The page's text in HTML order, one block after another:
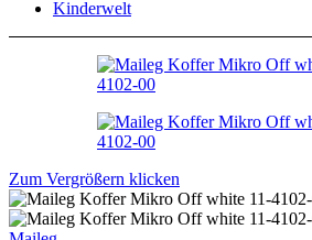
Kinderwelt
Zum Vergrößern klicken